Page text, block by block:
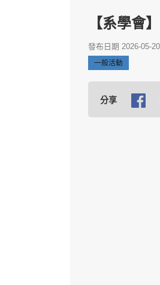
【系學會
發布日期 2026-05-
一般活動
分享